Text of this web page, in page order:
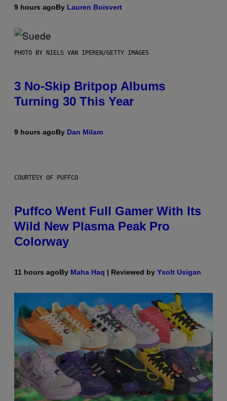
9 hours agoBy Lauren Boisvert
PHOTO BY NIELS VAN IPEREN/GETTY IMAGES
3 No-Skip Britpop Albums
Turning 30 This Year
9 hours agoBy Dan Milam
COURTESY OF PUFFCO
Puffco Went Full Gamer With Its
Wild New Plasma Peak Pro
Colorway
11 hours agoBy Maha Haq | Reviewed by Ysolt Usigan